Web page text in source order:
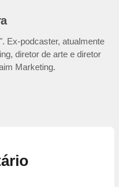
Ex-podcaster, atualmente
diretor de arte e diretor
Marketing.